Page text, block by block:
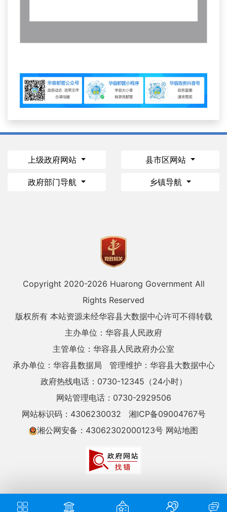
上级政府网站 县市区网站
政府部门导航 乡镇导航
Copyright 2020-2026 Huarong Government All
Rights Reserved
版权所有 本站资源未经华容县大数据中心许可不得转载
主办单位：华容县人民政府
主管单位：华容县人民政府办公室
承办单位：华容县数据局
管理维护：华容县大数据中心
政府热线电话：0730-12345（24小时）
网站管理电话：0730-2929506
网站标识码：4306230032
湘ICP备09004767号
湘公网安备：43062302000123号 网站地图